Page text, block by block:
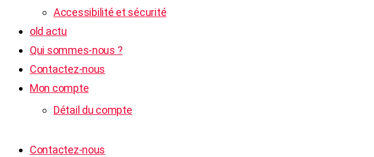
Accessibilité et sécurité
old actu
Qui sommes-nous ?
Contactez-nous
Mon compte
Détail du compte
Contactez-nous